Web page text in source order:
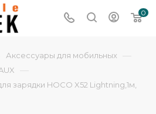
0
Аксессуары для мобильных —
—
зарядки HOCO X52 Lightning,1м,